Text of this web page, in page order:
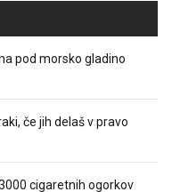
pod morsko gladino
če jih delaš v pravo
cigaretnih ogorkov